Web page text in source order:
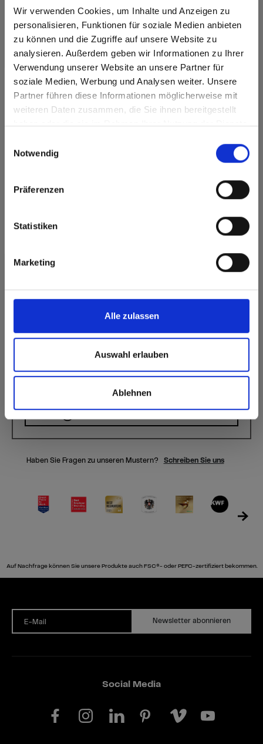
Wir verwenden Cookies, um Inhalte und Anzeigen zu
personalisieren, Funktionen für soziale Medien anbieten
zu können und die Zugriffe auf unsere Website zu
analysieren. Außerdem geben wir Informationen zu Ihrer
Verwendung unserer Website an unsere Partner für
soziale Medien, Werbung und Analysen weiter. Unsere
Partner führen diese Informationen möglicherweise mit
weiteren Daten zusammen, die Sie ihnen bereitgestellt
haben oder die sie im Rahmen Ihrer Nutzung der Dienste
Notwendig
Präferenzen
Statistiken
Marketing
Alle zulassen
Auswahl erlauben
Ablehnen
sr.modal is not closeable
Are you based in the Vereinigte
Staaten?
rest of the world!
Max Compact Interior Graphitgrauer Kern
0953 Tempera Stein Graphitgrau GA Grafica
Dieses Dekor ist richtungsorientiert (laengs). Bitte bei
Optimierung und Zuschnitt beachten.
Kratzfest Lösungsmittelbeständig
Dauerhaft
Splitterfrei schneiden,
Haben Sie Fragen zu unseren Mustern? Schreiben Sie uns
Auf Nachfrage können Sie unsere Produkte auch FSC®- oder PEFC-zertifiziert bekommen.
E-Mail Newsletter abonnieren
Social Media